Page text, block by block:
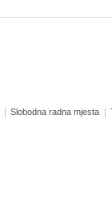
Slobodna radna mjesta